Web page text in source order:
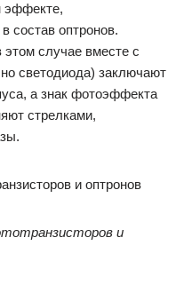
эффекте,
состав оптронов.
случае вместе с
светодиода) заключают
а знак фотоэффекта
стрелками,
и